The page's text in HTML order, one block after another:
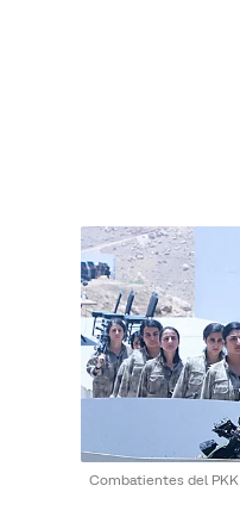
Combatientes del